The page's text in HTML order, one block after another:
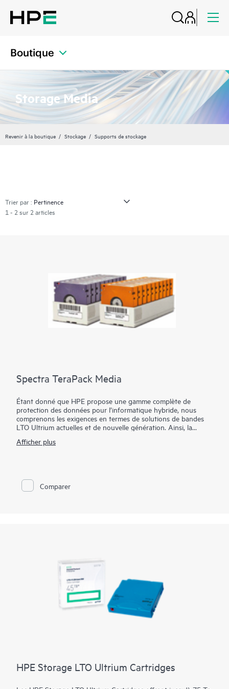
Boutique
Storage Media
Revenir à la boutique Stockage Supports de stockage
Trier par :
1 - 2 sur 2 articles
Spectra TeraPack Media
Étant donné que HPE propose une gamme complète de
protection des données pour l’informatique hybride, nous
comprenons les exigences en termes de solutions de bandes
LTO Ultrium actuelles et de nouvelle génération. Ainsi, la
conservation à long terme des données d’archivage ainsi que
Spectra TeraPack sont conçus pour que les clients soient
certains de disposer des solutions de stockage sur bande les
Afficher plus
Comparer
HPE Storage LTO Ultrium Cartridges